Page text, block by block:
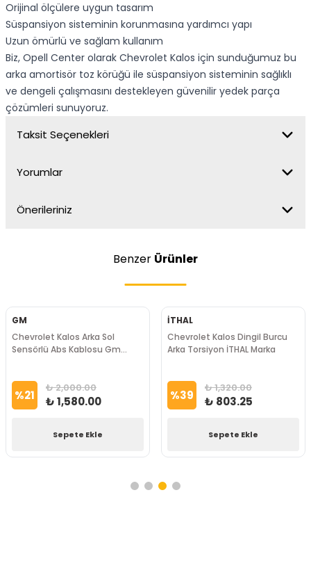
Orijinal ölçülere uygun tasarım
Süspansiyon sisteminin korunmasına yardımcı yapı
Uzun ömürlü ve sağlam kullanım
Biz, Opell Center olarak Chevrolet Kalos için sunduğumuz bu
arka amortisör toz körüğü ile süspansiyon sisteminin sağlıklı
ve dengeli çalışmasını destekleyen güvenilir yedek parça
çözümleri sunuyoruz.
Taksit Seçenekleri
Yorumlar
Önerileriniz
Benzer Ürünler
GM
Chevrolet Kalos Arka Sol
Sensörlü Abs Kablosu Gm
%21 ₺ 2,000.00
₺ 1,580.00
Sepete Ekle
İTHAL
Chevrolet Kalos Dingil Burcu
Arka Torsiyon İTHAL Marka
%39 ₺ 1,320.00
₺ 803.25
Sepete Ekle